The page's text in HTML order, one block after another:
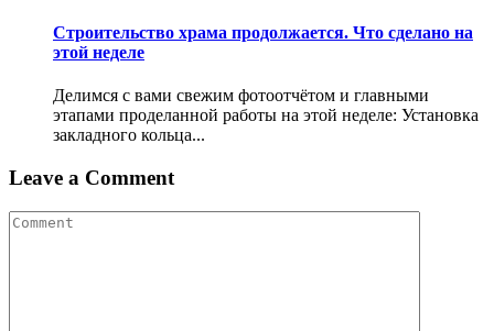
Строительство храма продолжается. Что сделано на
этой неделе
Делимся с вами свежим фотоотчётом и главными
этапами проделанной работы на этой неделе: Установка
закладного кольца...
Leave a Comment